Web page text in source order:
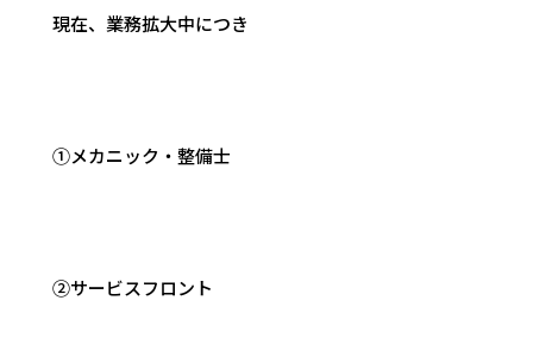
現在、業務拡大中につき
①メカニック・整備士
②サービスフロント